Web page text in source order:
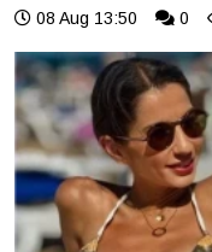
08 Aug 13:50 0